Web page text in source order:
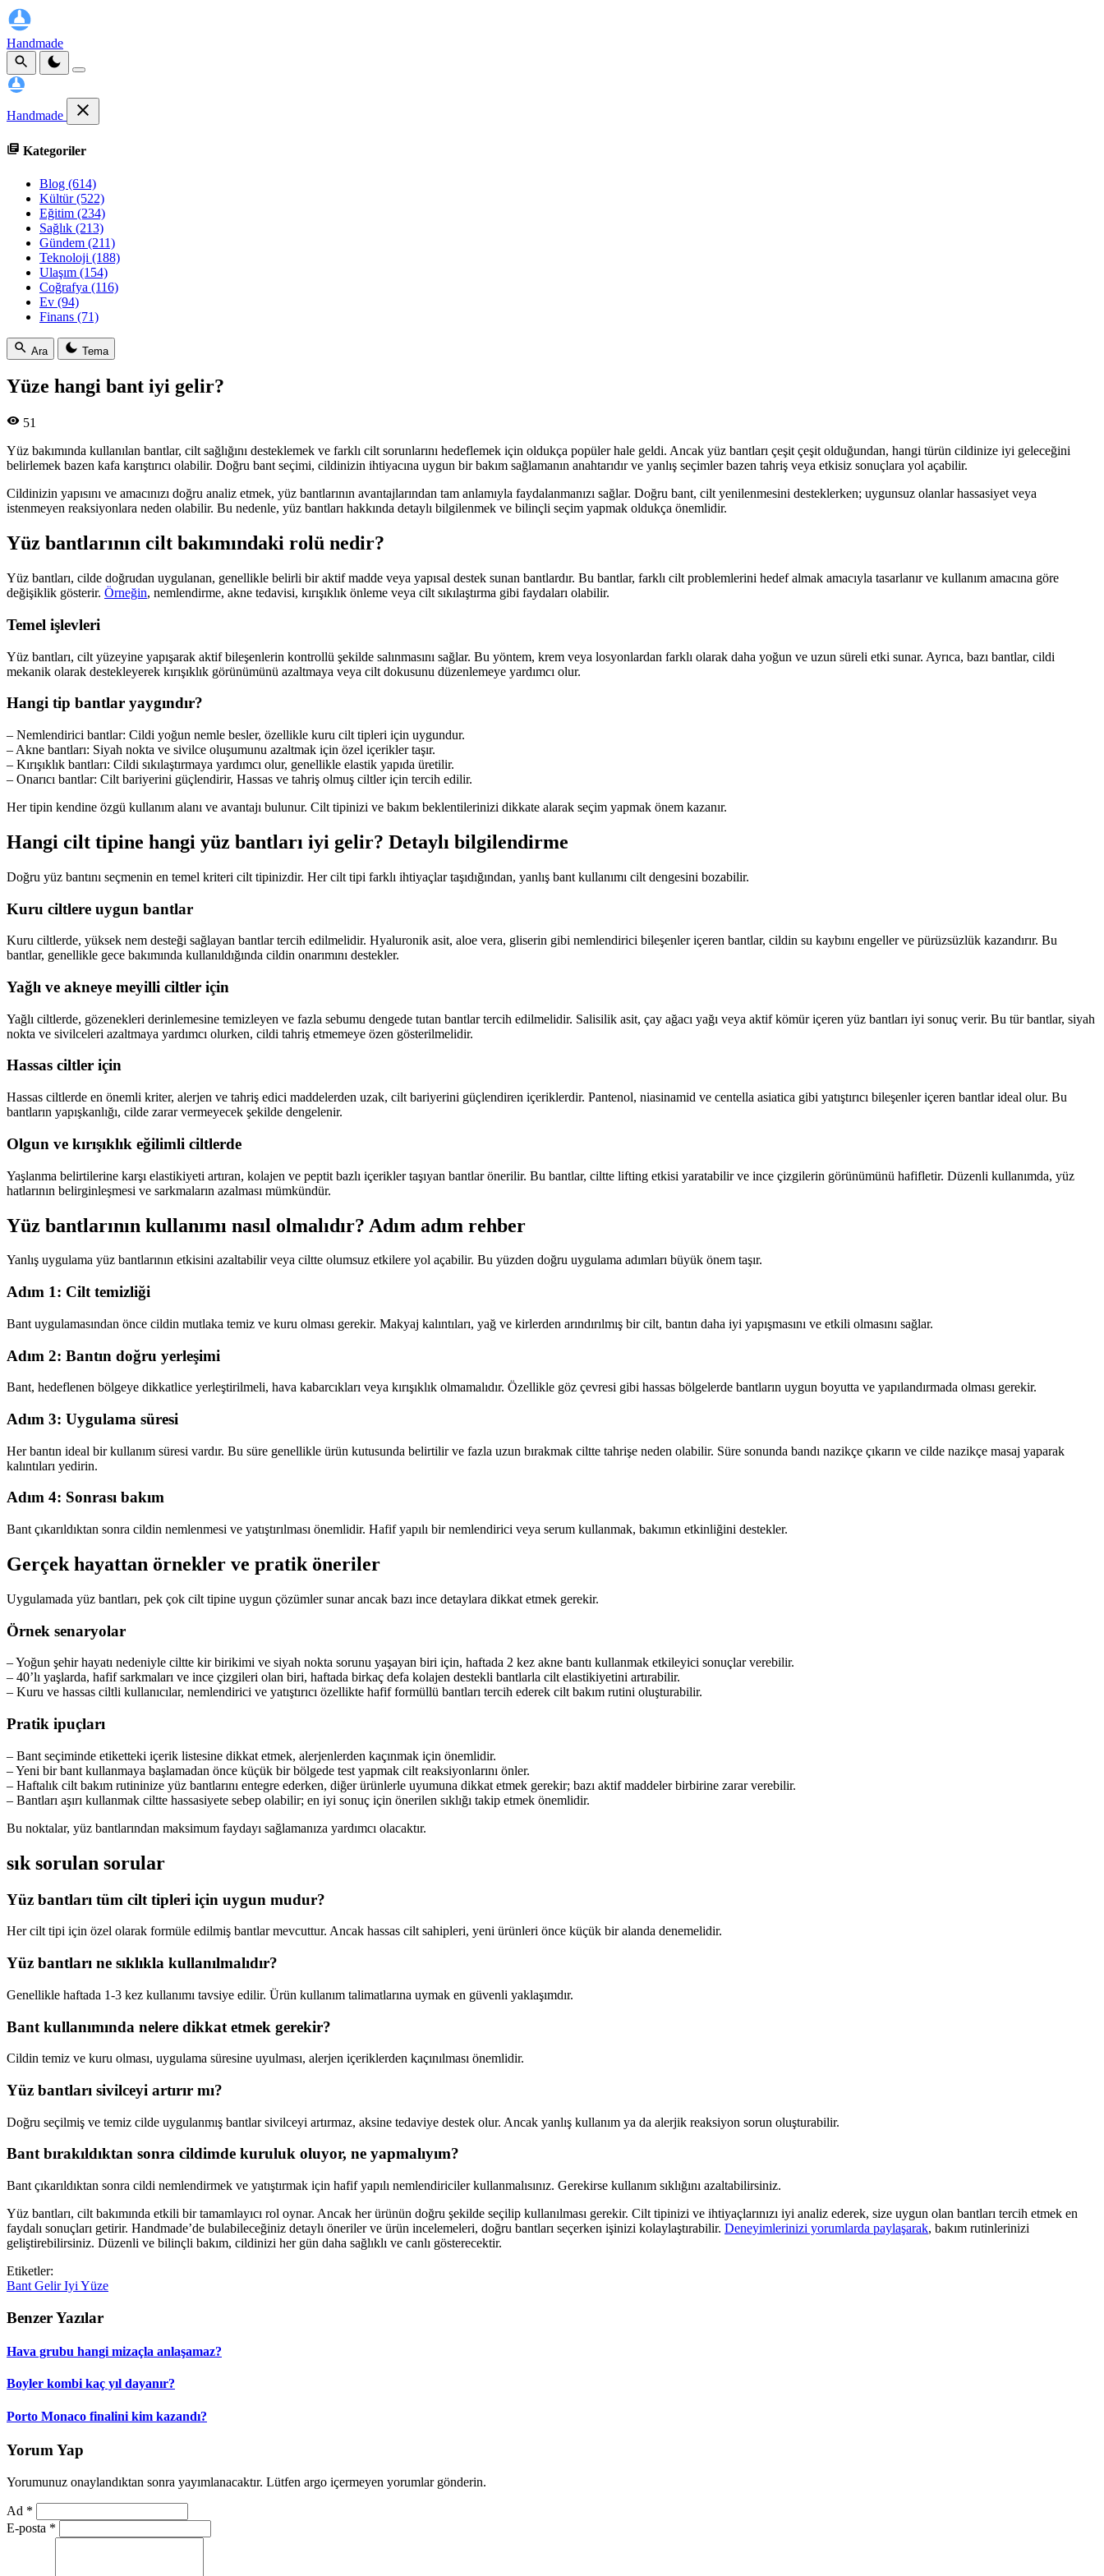
Handmade
Handmade
Kategoriler
Blog (614)
Kültür(522)
Eğitim (234)
Sağlık (213)
Gündem (211)
Teknoloji (188)
Ulaşım (154)
Coğrafya (116)
Ev (94)
Finans (71)
Ara Tema
Yüze hangi bant iyi gelir?
51
Yüz bakımında kullanılan bantlar, cilt sağlığını desteklemek ve farklı cilt sorunlarını hedeflemek için oldukça popüler hale geldi. Ancak yüz bantları çeşit çeşit olduğundan, hangi türün cildinize iyi geleceğini
belirlemek bazen kafa karıştırıcı olabilir. Doğru bant seçimi, cildinizin ihtiyacına uygun bir bakım sağlamanın anahtarıdır ve yanlış seçimler bazen tahriş veya etkisiz sonuçlara yol açabilir.
Cildinizin yapısını ve amacınızı doğru analiz etmek, yüz bantlarının avantajlarından tam anlamıyla faydalanmanızı sağlar. Doğru bant, cilt yenilenmesini desteklerken; uygunsuz olanlar hassasiyet veya
istenmeyen reaksiyonlara neden olabilir. Bu nedenle, yüz bantları hakkında detaylı bilgilenmek ve bilinçli seçim yapmak oldukça önemlidir.
Yüz bantlarının cilt bakımındaki rolü nedir?
Yüz bantları, cilde doğrudan uygulanan, genellikle belirli bir aktif madde veya yapısal destek sunan bantlardır. Bu bantlar, farklı cilt problemlerini hedef almak amacıyla tasarlanır ve kullanım amacına göre
değişiklik gösterir. Örneğin, nemlendirme, akne tedavisi, kırışıklık önleme veya cilt sıkılaştırma gibi faydaları olabilir.
Temel işlevleri
Yüz bantları, cilt yüzeyine yapışarak aktif bileşenlerin kontrollü şekilde salınmasını sağlar. Bu yöntem, krem veya losyonlardan farklı olarak daha yoğun ve uzun süreli etki sunar. Ayrıca, bazı bantlar, cildi
mekanik olarak destekleyerek kırışıklık görünümünü azaltmaya veya cilt dokusunu düzenlemeye yardımcı olur.
Hangi tip bantlar yaygındır?
– Nemlendirici bantlar: Cildi yoğun nemle besler, özellikle kuru cilt tipleri için uygundur.
– Akne bantları: Siyah nokta ve sivilce oluşumunu azaltmak için özel içerikler taşır.
– Kırışıklık bantları: Cildi sıkılaştırmaya yardımcı olur, genellikle elastik yapıda üretilir.
– Onarıcı bantlar: Cilt bariyerini güçlendirir, Hassas ve tahriş olmuş ciltler için tercih edilir.
Her tipin kendine özgü kullanım alanı ve avantajı bulunur. Cilt tipinizi ve bakım beklentilerinizi dikkate alarak seçim yapmak önem kazanır.
Hangi cilt tipine hangi yüz bantları iyi gelir? Detaylı bilgilendirme
Doğru yüz bantını seçmenin en temel kriteri cilt tipinizdir. Her cilt tipi farklı ihtiyaçlar taşıdığından, yanlış bant kullanımı cilt dengesini bozabilir.
Kuru ciltlere uygun bantlar
Kuru ciltlerde, yüksek nem desteği sağlayan bantlar tercih edilmelidir. Hyaluronik asit, aloe vera, gliserin gibi nemlendirici bileşenler içeren bantlar, cildin su kaybını engeller ve pürüzsüzlük kazandırır. Bu
bantlar, genellikle gece bakımında kullanıldığında cildin onarımını destekler.
Yağlı ve akneye meyilli ciltler için
Yağlı ciltlerde, gözenekleri derinlemesine temizleyen ve fazla sebumu dengede tutan bantlar tercih edilmelidir. Salisilik asit, çay ağacı yağı veya aktif kömür içeren yüz bantları iyi sonuç verir. Bu tür bantlar, siyah
nokta ve sivilceleri azaltmaya yardımcı olurken, cildi tahriş etmemeye özen gösterilmelidir.
Hassas ciltler için
Hassas ciltlerde en önemli kriter, alerjen ve tahriş edici maddelerden uzak, cilt bariyerini güçlendiren içeriklerdir. Pantenol, niasinamid ve centella asiatica gibi yatıştırıcı bileşenler içeren bantlar ideal olur. Bu
bantların yapışkanlığı, cilde zarar vermeyecek şekilde dengelenir.
Olgun ve kırışıklık eğilimli ciltlerde
Yaşlanma belirtilerine karşı elastikiyeti artıran, kolajen ve peptit bazlı içerikler taşıyan bantlar önerilir. Bu bantlar, ciltte lifting etkisi yaratabilir ve ince çizgilerin görünümünü hafifletir. Düzenli kullanımda, yüz
hatlarının belirginleşmesi ve sarkmaların azalması mümkündür.
Yüz bantlarının kullanımı nasıl olmalıdır? Adım adım rehber
Yanlış uygulama yüz bantlarının etkisini azaltabilir veya ciltte olumsuz etkilere yol açabilir. Bu yüzden doğru uygulama adımları büyük önem taşır.
Adım 1: Cilt temizliği
Bant uygulamasından önce cildin mutlaka temiz ve kuru olması gerekir. Makyaj kalıntıları, yağ ve kirlerden arındırılmış bir cilt, bantın daha iyi yapışmasını ve etkili olmasını sağlar.
Adım 2: Bantın doğru yerleşimi
Bant, hedeflenen bölgeye dikkatlice yerleştirilmeli, hava kabarcıkları veya kırışıklık olmamalıdır. Özellikle göz çevresi gibi hassas bölgelerde bantların uygun boyutta ve yapılandırmada olması gerekir.
Adım 3: Uygulama süresi
Her bantın ideal bir kullanım süresi vardır. Bu süre genellikle ürün kutusunda belirtilir ve fazla uzun bırakmak ciltte tahrişe neden olabilir. Süre sonunda bandı nazikçe çıkarın ve cilde nazikçe masaj yaparak
kalıntıları yedirin.
Adım 4: Sonrası bakım
Bant çıkarıldıktan sonra cildin nemlenmesi ve yatıştırılması önemlidir. Hafif yapılı bir nemlendirici veya serum kullanmak, bakımın etkinliğini destekler.
Gerçek hayattan örnekler ve pratik öneriler
Uygulamada yüz bantları, pek çok cilt tipine uygun çözümler sunar ancak bazı ince detaylara dikkat etmek gerekir.
Örnek senaryolar
– Yoğun şehir hayatı nedeniyle ciltte kir birikimi ve siyah nokta sorunu yaşayan biri için, haftada 2 kez akne bantı kullanmak etkileyici sonuçlar verebilir.
– 40’lı yaşlarda, hafif sarkmaları ve ince çizgileri olan biri, haftada birkaç defa kolajen destekli bantlarla cilt elastikiyetini artırabilir.
– Kuru ve hassas ciltli kullanıcılar, nemlendirici ve yatıştırıcı özellikte hafif formüllü bantları tercih ederek cilt bakım rutini oluşturabilir.
Pratik ipuçları
– Bant seçiminde etiketteki içerik listesine dikkat etmek, alerjenlerden kaçınmak için önemlidir.
– Yeni bir bant kullanmaya başlamadan önce küçük bir bölgede test yapmak cilt reaksiyonlarını önler.
– Haftalık cilt bakım rutininize yüz bantlarını entegre ederken, diğer ürünlerle uyumuna dikkat etmek gerekir; bazı aktif maddeler birbirine zarar verebilir.
– Bantları aşırı kullanmak ciltte hassasiyete sebep olabilir; en iyi sonuç için önerilen sıklığı takip etmek önemlidir.
Bu noktalar, yüz bantlarından maksimum faydayı sağlamanıza yardımcı olacaktır.
sık sorulan sorular
Yüz bantları tüm cilt tipleri için uygun mudur?
Her cilt tipi için özel olarak formüle edilmiş bantlar mevcuttur. Ancak hassas cilt sahipleri, yeni ürünleri önce küçük bir alanda denemelidir.
Yüz bantları ne sıklıkla kullanılmalıdır?
Genellikle haftada 1-3 kez kullanımı tavsiye edilir. Ürün kullanım talimatlarına uymak en güvenli yaklaşımdır.
Bant kullanımında nelere dikkat etmek gerekir?
Cildin temiz ve kuru olması, uygulama süresine uyulması, alerjen içeriklerden kaçınılması önemlidir.
Yüz bantları sivilceyi artırır mı?
Doğru seçilmiş ve temiz cilde uygulanmış bantlar sivilceyi artırmaz, aksine tedaviye destek olur. Ancak yanlış kullanım ya da alerjik reaksiyon sorun oluşturabilir.
Bant bırakıldıktan sonra cildimde kuruluk oluyor, ne yapmalıyım?
Bant çıkarıldıktan sonra cildi nemlendirmek ve yatıştırmak için hafif yapılı nemlendiriciler kullanmalısınız. Gerekirse kullanım sıklığını azaltabilirsiniz.
Yüz bantları, cilt bakımında etkili bir tamamlayıcı rol oynar. Ancak her ürünün doğru şekilde seçilip kullanılması gerekir. Cilt tipinizi ve ihtiyaçlarınızı iyi analiz ederek, size uygun olan bantları tercih etmek en
faydalı sonuçları getirir. Handmade’de bulabileceğiniz detaylı öneriler ve ürün incelemeleri, doğru bantları seçerken işinizi kolaylaştırabilir. Deneyimlerinizi yorumlarda paylaşarak, bakım rutinlerinizi
geliştirebilirsiniz. Düzenli ve bilinçli bakım, cildinizi her gün daha sağlıklı ve canlı gösterecektir.
Etiketler:
Bant GelirIyi Yüze
Benzer Yazılar
Hava grubu hangi mizaçla anlaşamaz?
Boyler kombi kaç yıl dayanır?
Porto Monaco finalini kim kazandı?
Yorum Yap
Yorumunuz onaylandıktan sonra yayımlanacaktır. Lütfen argo içermeyen yorumlar gönderin.
Ad *
E-posta *